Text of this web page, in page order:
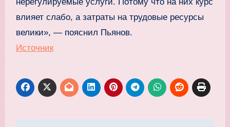
нерегулируемые услуги. Потому что на них курс
влияет слабо, а затраты на трудовые ресурсы
велики», — пояснил Пьянов.
Источник